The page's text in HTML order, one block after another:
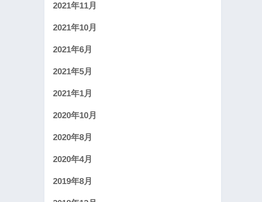
2021年11月
2021年10月
2021年6月
2021年5月
2021年1月
2020年10月
2020年8月
2020年4月
2019年8月